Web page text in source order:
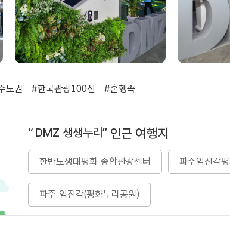
도권 #한국관광100선 #혼행족
DMZ 생생누리 인근 여행지
한반도생태평화 종합관광센터 파주임진각
파주 임진각(평화누리공원)